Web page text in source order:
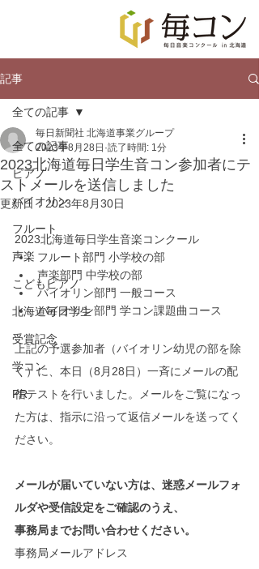
記事
全ての記事
ピアノ
バイオリン
フルート
声楽
こどもピアノ
北海道毎日学生
受賞記念
学コン
PR
全ての記事
2023北海道毎日学生音コン参加者にテ
ストメールを送信しました
毎日新聞社 北海道事業グループ
2023年8月28日 読了時間: 1分
更新日：2023年8月30日
2023北海道毎日学生音楽コンクール
フルート部門 小学校の部
声楽部門 中学校の部
バイオリン部門 一般コース
バイオリン部門 学コン課題曲コース
上記の予選参加者（バイオリン幼児の部を除
く）に、本日（8月28日）一斉にメールの配
信テストを行いました。メールをご覧になっ
た方は、指示に沿って返信メールを送ってく
ださい。
メールが届いていない方は、迷惑メールフォ
ルダや受信設定をご確認のうえ、
事務局までお問い合わせください。